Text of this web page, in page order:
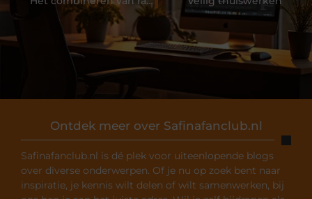
Ontdek meer over Safinafanclub.nl
Safinafanclub.nl is dé plek voor uiteenlopende blogs
over diverse onderwerpen. Of je nu op zoek bent naar
inspiratie, je kennis wilt delen of wilt samenwerken, bij